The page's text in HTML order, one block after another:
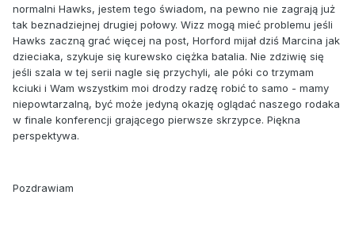
normalni Hawks, jestem tego świadom, na pewno nie zagrają już
tak beznadziejnej drugiej połowy. Wizz mogą mieć problemu jeśli
Hawks zaczną grać więcej na post, Horford mijał dziś Marcina jak
dzieciaka, szykuje się kurewsko ciężka batalia. Nie zdziwię się
jeśli szala w tej serii nagle się przychyli, ale póki co trzymam
kciuki i Wam wszystkim moi drodzy radzę robić to samo - mamy
niepowtarzalną, być może jedyną okazję oglądać naszego rodaka
w finale konferencji grającego pierwsze skrzypce. Piękna
perspektywa.
Pozdrawiam